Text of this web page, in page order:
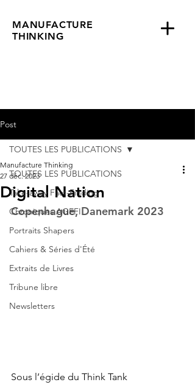
MANUFACTURE
THINKING
Post
TOUTES LES PUBLICATIONS
Take-away Fact-Finding
Chroniques AGEFI
Portraits Shapers
Cahiers & Séries d'Été
Extraits de Livres
Tribune libre
Newsletters
TOUTES LES PUBLICATIONS
Digital Nation
Manufacture Thinking
27 déc. 2023
Copenhague, Danemark 2023
Sous l’égide du Think Tank